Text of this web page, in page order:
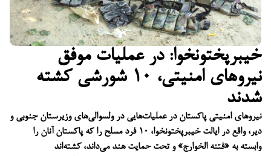
خیبرپختونخوا: در عملیات موفق
نیروهای امنیتی، ۱۰ شورشی کشته
شدند
نیروهای امنیتی پاکستان در عملیات‌هایی در ولسوالی‌های وزیرستان جنوبی و
دیر، واقع در ایالت خیبرپختونخوا، ۱۰ فرد مسلح را که پاکستان آنان را
وابسته به «فتنه الخوارج» و تحت حمایت هند می‌داند، کشته‌اند